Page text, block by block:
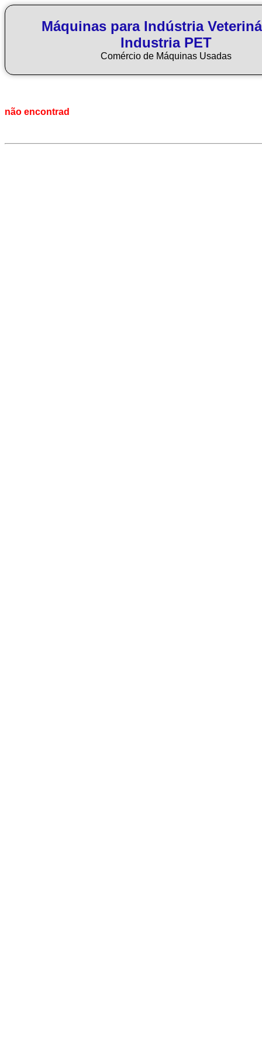
Máquinas para Indústria
Industria PET
Comércio de Máquinas Usadas
não encontrad